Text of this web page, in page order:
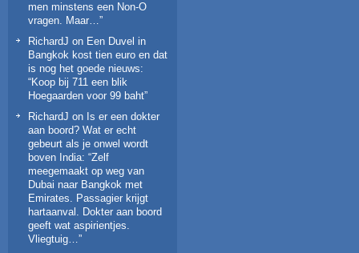
men minstens een Non-O
vragen. Maar…”
RichardJ on Een Duvel in
Bangkok kost tien euro en dat
is nog het goede nieuws:
“Koop bij 711 een blik
Hoegaarden voor 99 baht”
RichardJ on Is er een dokter
aan boord? Wat er echt
gebeurt als je onwel wordt
boven India: “Zelf
meegemaakt op weg van
Dubai naar Bangkok met
Emirates. Passagier krijgt
hartaanval. Dokter aan boord
geeft wat aspirientjes.
Vliegtuig…”